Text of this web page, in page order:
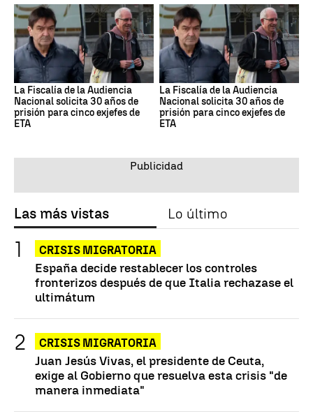
La Fiscalía de la Audiencia
Nacional solicita 30 años de
prisión para cinco exjefes de
ETA
La Fiscalía de la Audiencia
Nacional solicita 30 años de
prisión para cinco exjefes de
ETA
Las más vistas Lo último
CRISIS MIGRATORIA
España decide restablecer los controles
fronterizos después de que Italia rechazase el
ultimátum
CRISIS MIGRATORIA
Juan Jesús Vivas, el presidente de Ceuta,
exige al Gobierno que resuelva esta crisis "de
manera inmediata"